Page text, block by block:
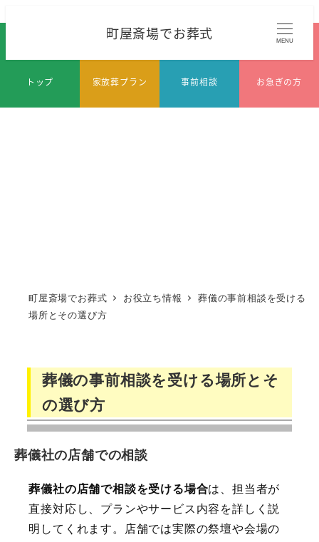
町屋斎場でお葬式 MENU
町屋斎場でお葬式 お役立ち情報
葬儀の事前相談を受ける
場所とその選び方
トップ 家族葬プラン 事前相談 お急ぎの方
葬儀の事前相談を受ける場所とそ
の選び方
葬儀社の店舗での相談
葬儀社の店舗で相談を受ける場合は、担当者が
直接対応し、プランやサービス内容を詳しく説
明してくれます。店舗では実際の祭壇や会場の